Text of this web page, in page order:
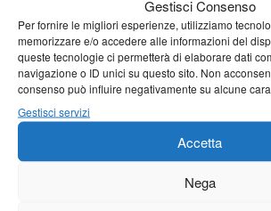
Gestisci Consenso
Per fornire le migliori esperienze, utilizziamo
memorizzare e/o accedere alle informazioni del
queste tecnologie ci permetterà di elaborare dati
navigazione o ID unici su questo sito. Non
consenso può influire negativamente su alcune
Gestisci servizi
Accetta
Nega
Meteo
settimana.
ben al di sopra dei
stagionali